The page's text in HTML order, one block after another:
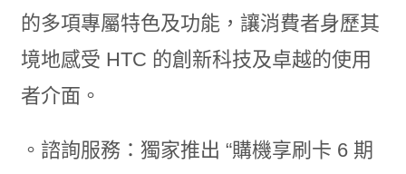
的多項專屬特色及功能，讓消費者身歷其
境地感受 HTC 的創新科技及卓越的使用
者介面。
。諮詢服務：獨家推出 “購機享刷卡 6 期